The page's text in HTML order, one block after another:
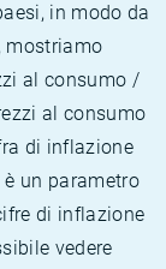
in modo da
mostriamo
al consumo /
al consumo
di inflazione
è un parametro
di inflazione
vedere